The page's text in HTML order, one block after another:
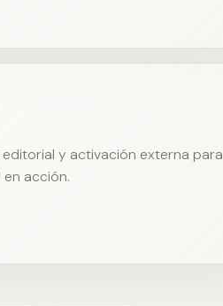
y activación externa para
acción.